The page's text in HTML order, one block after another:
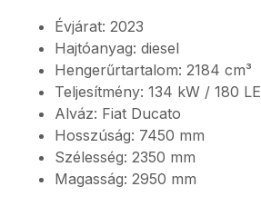
Évjárat: 2023
Hajtóanyag: diesel
Hengerűrtartalom: 2184 cm³
Teljesítmény: 134 kW / 180 LE
Alváz: Fiat Ducato
Hosszúság: 7450 mm
Szélesség: 2350 mm
Magasság: 2950 mm